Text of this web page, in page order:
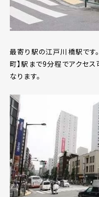
最寄り駅の江戸川橋駅です
町】駅まで9分程でアクセ
なります。